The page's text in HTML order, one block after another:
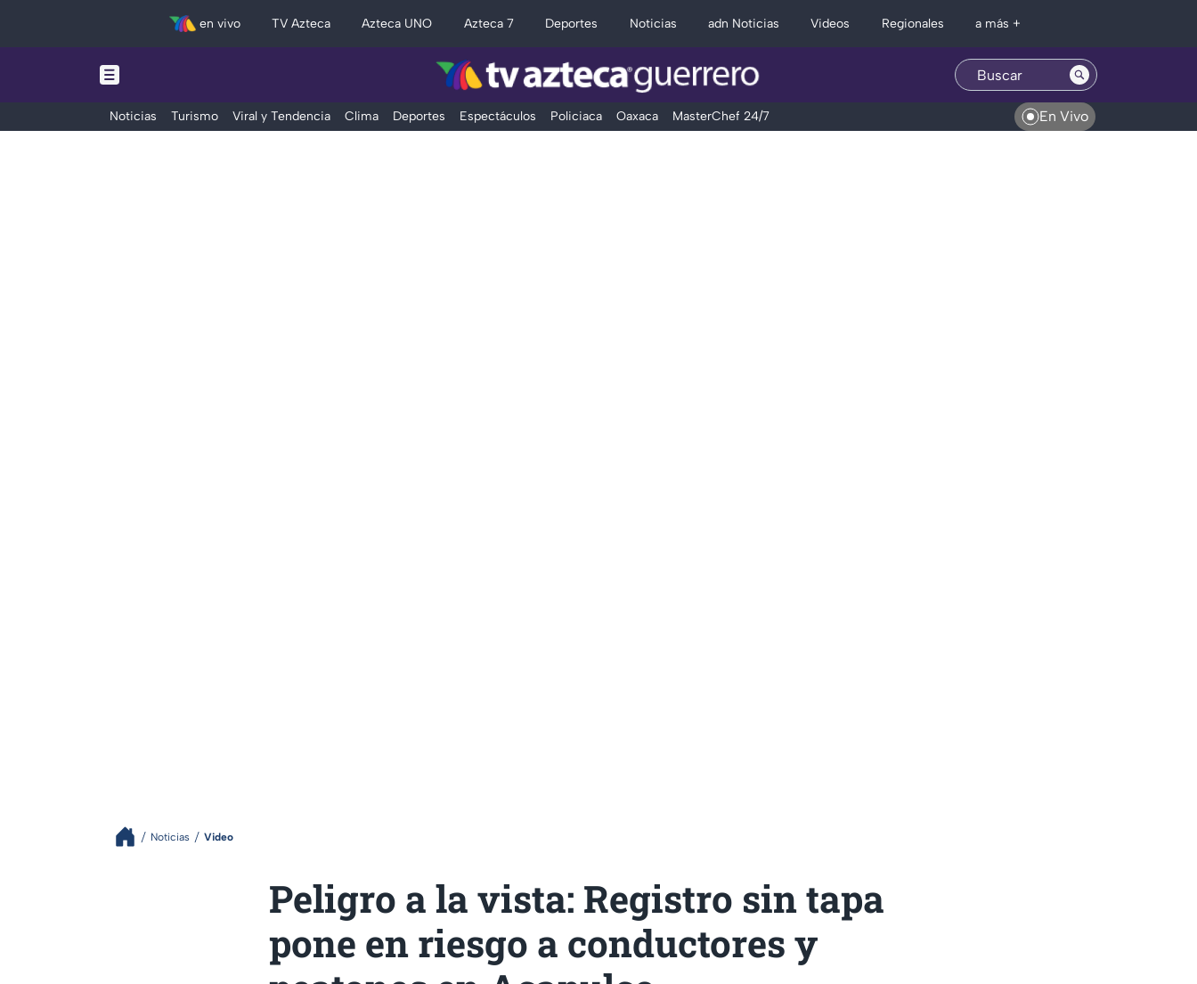
en vivo TV Azteca Azteca UNO Azteca 7 Deportes Noticias adn Noticias Videos Regionales a más +
Noticias Turismo Viral y Tendencia Clima Deportes Espectáculos Policiaca Oaxaca MasterChef 24/7 En Vivo
Noticias Video
Peligro a la vista: Registro sin tapa
pone en riesgo a conductores y